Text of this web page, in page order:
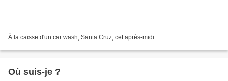
À la caisse d'un car wash, Santa Cruz, cet après-midi.
Où suis-je ?